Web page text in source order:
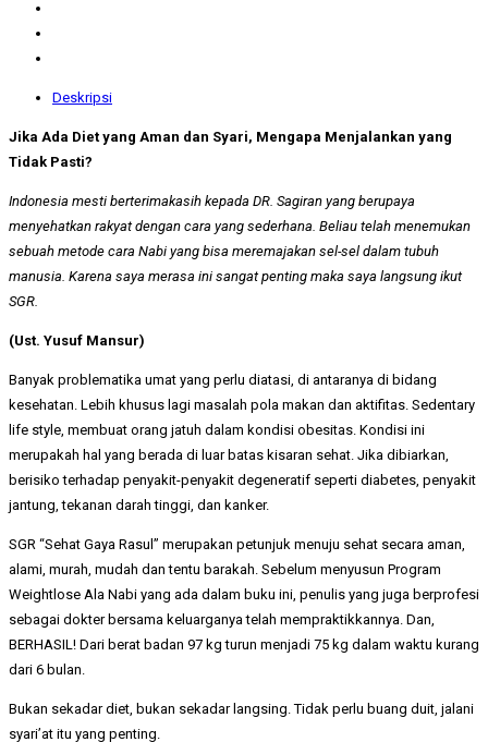
Deskripsi
Jika Ada Diet yang Aman dan Syari, Mengapa Menjalankan yang
Tidak Pasti?
Indonesia mesti berterimakasih kepada DR. Sagiran yang berupaya
menyehatkan rakyat dengan cara yang sederhana. Beliau telah menemukan
sebuah metode cara Nabi yang bisa meremajakan sel-sel dalam tubuh
manusia. Karena saya merasa ini sangat penting maka saya langsung ikut
SGR.
(Ust. Yusuf Mansur)
Banyak problematika umat yang perlu diatasi, di antaranya di bidang
kesehatan. Lebih khusus lagi masalah pola makan dan aktifitas. Sedentary
life style, membuat orang jatuh dalam kondisi obesitas. Kondisi ini
merupakah hal yang berada di luar batas kisaran sehat. Jika dibiarkan,
berisiko terhadap penyakit-penyakit degeneratif seperti diabetes, penyakit
jantung, tekanan darah tinggi, dan kanker.
SGR “Sehat Gaya Rasul” merupakan petunjuk menuju sehat secara aman,
alami, murah, mudah dan tentu barakah. Sebelum menyusun Program
Weightlose Ala Nabi yang ada dalam buku ini, penulis yang juga berprofesi
sebagai dokter bersama keluarganya telah mempraktikkannya. Dan,
BERHASIL! Dari berat badan 97 kg turun menjadi 75 kg dalam waktu kurang
dari 6 bulan.
Bukan sekadar diet, bukan sekadar langsing. Tidak perlu buang duit, jalani
syari’at itu yang penting.